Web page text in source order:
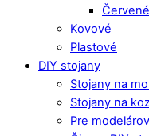
Kovové
Plastové
DIY stojany
Stojany na
Stojany na
Pre